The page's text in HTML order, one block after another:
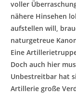
voller
nähere Hinsehen
aufstellen will,
naturgetreue
Eine
Doch auch hier
Unbestreitbar hat
Artillerie große